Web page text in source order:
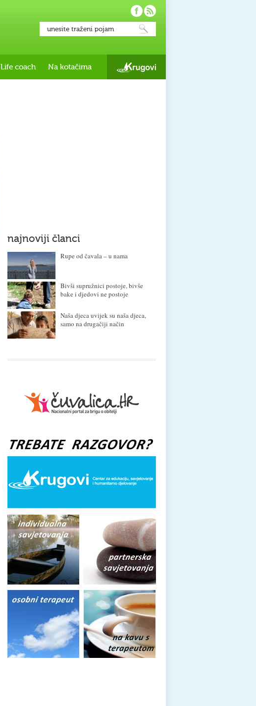
Life coach Na kotačima
najnoviji članci
Rupe od čavala – u nama
Bivši supružnici postoje, bivše
bake i djedovi ne postoje
Naša djeca uvijek su naša djeca,
samo na drugačiji način